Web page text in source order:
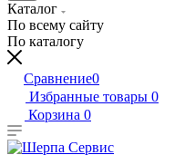
Каталог
По всему сайту
По каталогу
Сравнение0
Избранные товары 0
Корзина 0